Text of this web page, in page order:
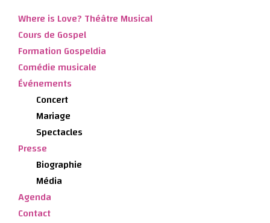
Where is Love? Théâtre Musical
Cours de Gospel
Formation Gospeldia
Comédie musicale
Événements
Concert
Mariage
Spectacles
Presse
Biographie
Média
Agenda
Contact